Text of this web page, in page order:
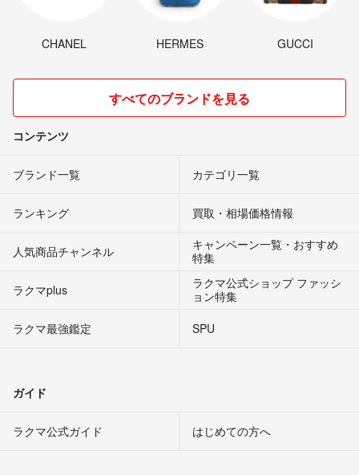
CHANEL HERMES GUCCI
すべてのブランドを見る
コンテンツ
ブランド一覧 カテゴリ一覧
ランキング 買取・相場価格情報
人気商品チャンネル
キャンペーン一覧・おすすめ
特集
ラクマplus
ラクマ公式ショップ ファッシ
ョン特集
ラクマ最強鑑定
SPU
ガイド
ラクマ公式ガイド はじめての方へ